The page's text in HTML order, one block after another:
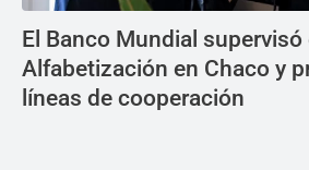
El Banco Mundial supervisó
Alfabetización en Chaco y
líneas de cooperación